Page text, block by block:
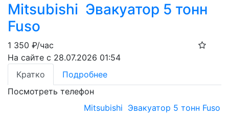
Mitsubishi Эвакуатор 5 тонн
Fuso
1 350 ₽/час
На сайте с 28.07.2026 01:54
Кратко
Подробнее
Посмотреть телефон
Mitsubishi Эвакуатор 5 тонн Fuso